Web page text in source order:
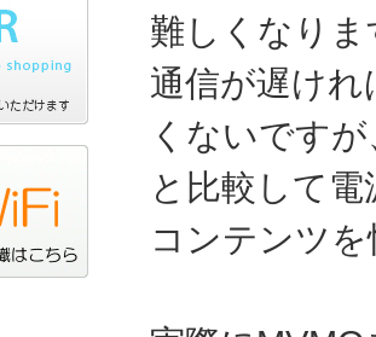
難しくなりま
通信が遅け
くないです
と比較して
コンテンツ